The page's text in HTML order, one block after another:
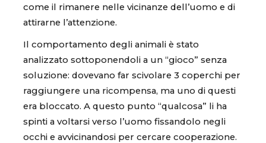
come il rimanere nelle vicinanze dell’uomo e di
attirarne l’attenzione.
Il comportamento degli animali è stato
analizzato sottoponendoli a un “gioco” senza
soluzione: dovevano far scivolare 3 coperchi per
raggiungere una ricompensa, ma uno di questi
era bloccato. A questo punto “qualcosa” li ha
spinti a voltarsi verso l’uomo fissandolo negli
occhi e avvicinandosi per cercare cooperazione.